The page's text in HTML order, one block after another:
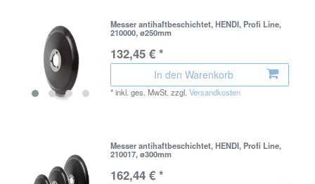
Messer antihaftbeschichtet, HENDI, Profi Line,
210000, ø250mm
132,45 € *
In den Warenkorb
*inkl. ges. MwSt. zzgl.Versandkosten
Messer antihaftbeschichtet, HENDI, Profi Line,
210017, ø300mm
162,44 € *